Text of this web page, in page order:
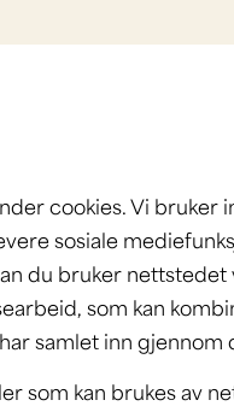
cookies. Vi bruker
sosiale
du bruker
som kan
samlet inn gjennom
som kan brukes av